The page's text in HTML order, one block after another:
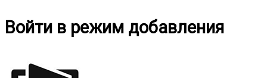
Войти в режим добавления